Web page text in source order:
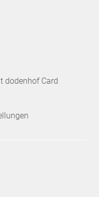
dodenhof Card